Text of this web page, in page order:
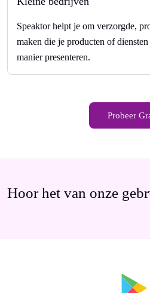
Speaktor helpt je om verzorgde,
maken die je producten of
manier presenteren.
Probeer
Hoor het van onze